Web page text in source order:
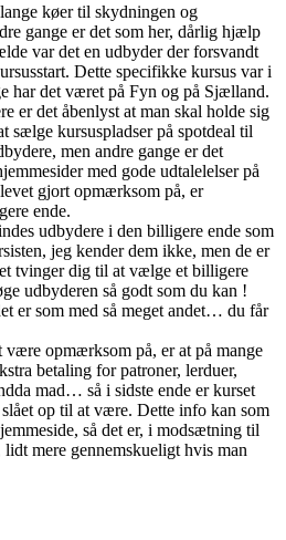
køer til skydningen og
gange er det som her, dårlig hjælp
var det en udbyder der forsvandt
Dette specifikke kursus var i
har det været på Fyn og på Sjælland.
er det åbenlyst at man skal holde sig
sælge kursuspladser på spotdeal til
men andre gange er det
med gode udtalelelser på
gjort opmærksom på, er
ende.
udbydere i den billigere ende som
jeg kender dem ikke, men de er
tvinger dig til at vælge et billigere
udbyderen så godt som du kan !
er som med så meget andet… du får
opmærksom på, er at på mange
betaling for patroner, lerduer,
mad… så i sidste ende er kurset
op til at være. Dette info kan som
så det er, i modsætning til
mere gennemskueligt hvis man